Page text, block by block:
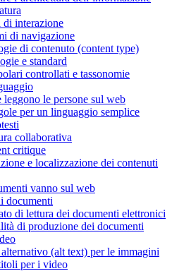
di interazione
di navigazione
di contenuto (content type)
e standard
controllati e tassonomie
leggono le persone sul web
per un linguaggio semplice
collaborativa
critique
e localizzazione dei contenuti
vanno sul web
documenti
di lettura dei documenti elettronici
di produzione dei documenti
(alt text) per le immagini
per i video